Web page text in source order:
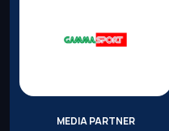
MEDIA PARTNER